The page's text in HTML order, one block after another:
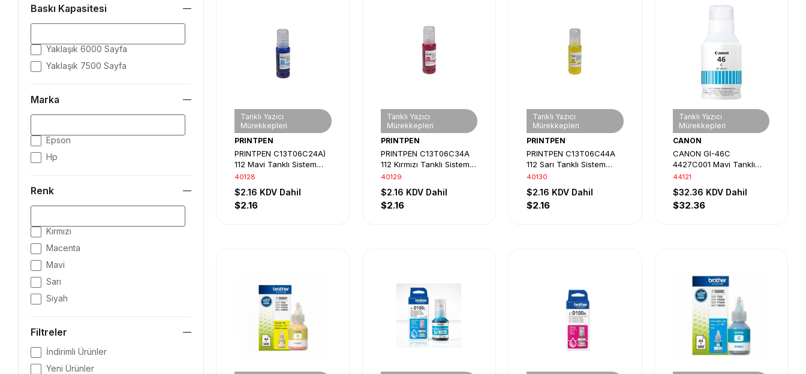
Baskı Kapasitesi
Yaklaşık 6000 Sayfa
Yaklaşık 7500 Sayfa
Marka
Epson
Hp
Renk
Kırmızı
Macenta
Mavi
Sarı
Siyah
Filtreler
İndirimli Ürünler
Yeni Ürünler
Tanklı Yazıcı
Mürekkepleri
PRINTPEN
PRINTPEN C13T06C24A)
112 Mavi Tanklı Sistem
Mürekkebi
40128
$2.16 KDV Dahil
$2.16
Tanklı Yazıcı
Mürekkepleri
PRINTPEN
PRINTPEN C13T06C34A
112 Kırmızı Tanklı Sistem
Mürekkebi
40129
$2.16 KDV Dahil
$2.16
Tanklı Yazıcı
Mürekkepleri
PRINTPEN
PRINTPEN C13T06C44A
112 Sarı Tanklı Sistem
Mürekkebi
40130
$2.16 KDV Dahil
$2.16
Tanklı Yazıcı
Mürekkepleri
CANON
CANON GI-46C
4427C001 Mavi Tanklı
Sistem Mürekkebi
44121
$32.36 KDV Dahil
$32.36